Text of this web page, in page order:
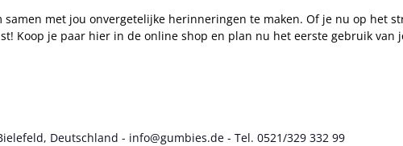
met jou onvergetelijke herinneringen te maken. Of je nu op het
Koop je paar hier in de online shop en plan nu het eerste gebruik van
Deutschland - info@gumbies.de - Tel. 0521/329 332 99